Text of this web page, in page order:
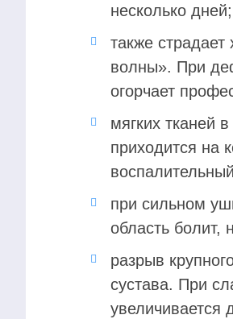
несколько дней;
также
волны». При
огорчает
мягких тканей
приходится на
при сильном
область болит,
разрыв
сустава. При
увеличивается